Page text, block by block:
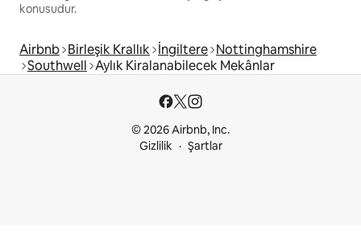
konusudur.
Airbnb Birleşik Krallık İngiltere Nottinghamshire
Southwell Aylık Kiralanabilecek Mekânlar
© 2026 Airbnb, Inc.
Gizlilik
Şartlar